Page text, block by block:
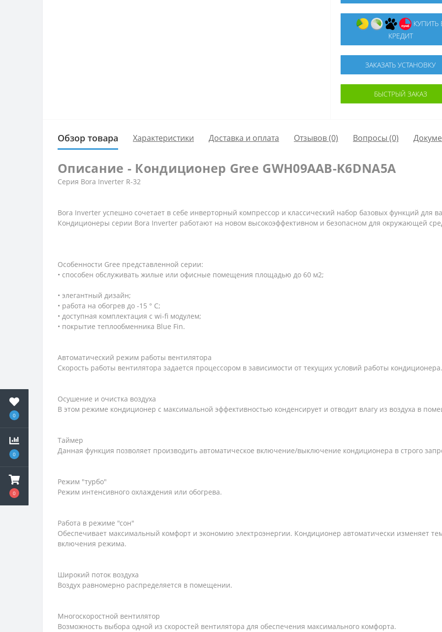
0
0
0
КУПИТЬ В
КРЕДИТ
ЗАКАЗАТЬ УСТАНОВКУ
БЫСТРЫЙ ЗАКАЗ
Обзор товара Характеристики Доставка и оплата Отзывов (0) Вопросы (0)
Описание - Кондиционер Gree GWH09AAB-K6DNA5A
Серия Bora Inverter R-32
Bora Inverter успешно сочетает в себе инверторный компрессор и классический набор базовых функций для
Кондиционеры серии Bora Inverter работают на новом высокоэффективном и безопасном для окружающей
Особенности Gree представленной серии:
• способен обслуживать жилые или офисные помещения площадью до 60 м2;
• элегантный дизайн;
• работа на обогрев до -15 ° С;
• доступная комплектация с wi-fi модулем;
• покрытие теплообменника Blue Fin.
Автоматический режим работы вентилятора
Скорость работы вентилятора задается процессором в зависимости от текущих условий работы кондиционера.
Осушение и очистка воздуха
В этом режиме кондиционер с максимальной эффективностью конденсирует и отводит влагу из воздуха в
Таймер
Данная функция позволяет производить автоматическое включение/выключение кондиционера в строго
Режим "турбо"
Режим интенсивного охлаждения или обогрева.
Работа в режиме "сон"
Обеспечивает максимальный комфорт и экономию электроэнергии. Кондиционер автоматически изменяет
включения режима.
Широкий поток воздуха
Воздух равномерно распределяется в помещении.
Многоскоростной вентилятор
Возможность выбора одной из скоростей вентилятора для обеспечения максимального комфорта.